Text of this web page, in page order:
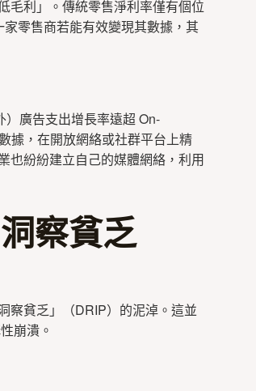
毛利」。傳統零售淨利率僅有個位
零售商若能有效變現其數據，其
廣告支出增長率遠超 On-
據，在開放網絡或社群平台上精
也紛紛建立自己的媒體網絡，利用
察貧乏
察貧乏」（DRIP）的泥淖。這並
崩潰。